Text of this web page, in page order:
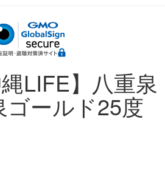
縄LIFE】八重泉
ールド25度